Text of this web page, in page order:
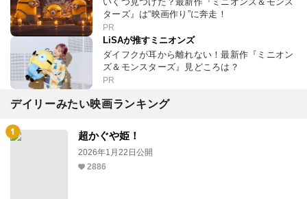
ターズ』は“映画作り”に奔走！
PR
LiSAが推すミニオンズ
ダイフクが耳から離れない！最新作『ミニオン
ズ＆モンスターズ』見どころは？
PR
デイリーみたい映画ランキング
超かぐや姫！
2026年1月22日公開
2886